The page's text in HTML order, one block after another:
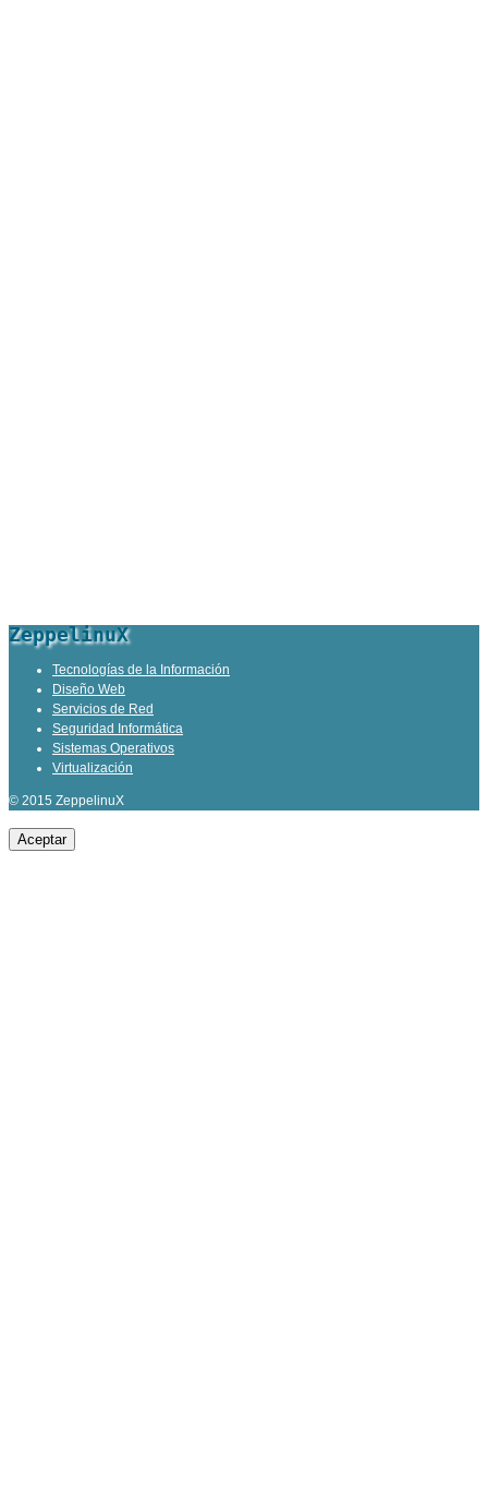
ZeppelinuX
Tecnologías de la Información
Diseño Web
Servicios de Red
Seguridad Informática
Sistemas Operativos
Virtualización
© 2015 ZeppelinuX
Aceptar